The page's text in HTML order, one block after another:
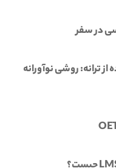
در سفر
از ترانه: روشی نوآورانه